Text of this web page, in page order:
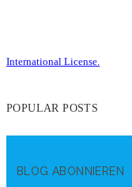
International License.
POPULAR POSTS
BLOG ABONNIEREN